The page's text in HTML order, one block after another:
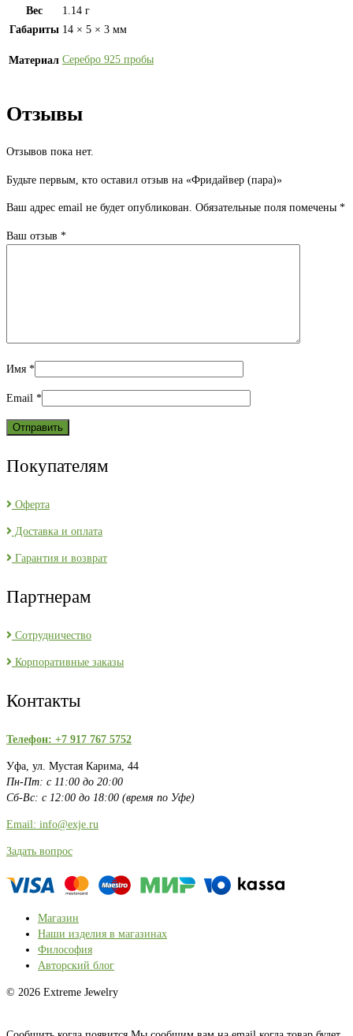
Вес
1.14 г
Габариты 14 × 5 × 3 мм
Материал Серебро 925 пробы
Отзывы
Отзывов пока нет.
Будьте первым, кто оставил отзыв на «Фридайвер (пара)»
Ваш адрес email не будет опубликован. Обязательные поля помечены *
Ваш отзыв *
Имя *
Email *
Покупателям
Оферта
Доставка и оплата
Гарантия и возврат
Партнерам
Сотрудничество
Корпоративные заказы
Контакты
Телефон: +7 917 767 5752
Уфа, ул. Мустая Карима, 44
Пн-Пт: с 11:00 до 20:00
Сб-Вс: с 12:00 до 18:00 (время по Уфе)
Email: info@exje.ru
Задать вопрос
Магазин
Наши изделия в магазинах
Философия
Авторский блог
© 2026 Extreme Jewelry